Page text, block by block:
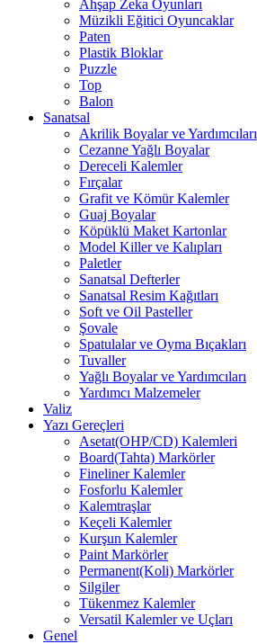
Ahşap Zeka Oyunları
Müzikli Eğitici Oyuncaklar
Paten
Plastik Bloklar
Puzzle
Top
Balon
Sanatsal
Akrilik Boyalar ve Yardımcıları
Cezanne Yağlı Boyalar
Dereceli Kalemler
Fırçalar
Grafit ve Kömür Kalemler
Guaj Boyalar
Köpüklü Maket Kartonlar
Model Killer ve Kalıpları
Paletler
Sanatsal Defterler
Sanatsal Resim Kağıtları
Soft ve Oil Pasteller
Şovale
Spatulalar ve Oyma Bıçakları
Tuvaller
Yağlı Boyalar ve Yardımcıları
Yardımcı Malzemeler
Valiz
Yazı Gereçleri
Asetat(OHP/CD) Kalemleri
Board(Tahta) Markörler
Fineliner Kalemler
Fosforlu Kalemler
Kalemtraşlar
Keçeli Kalemler
Kurşun Kalemler
Paint Markörler
Permanent(Koli) Markörler
Silgiler
Tükenmez Kalemler
Versatil Kalemler ve Uçları
Genel